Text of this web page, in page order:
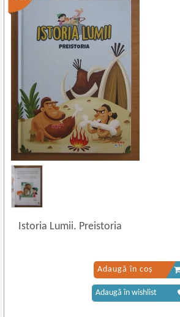
Istoria Lumii. Preistoria
Adaugă în coș
Adaugă în wishlist